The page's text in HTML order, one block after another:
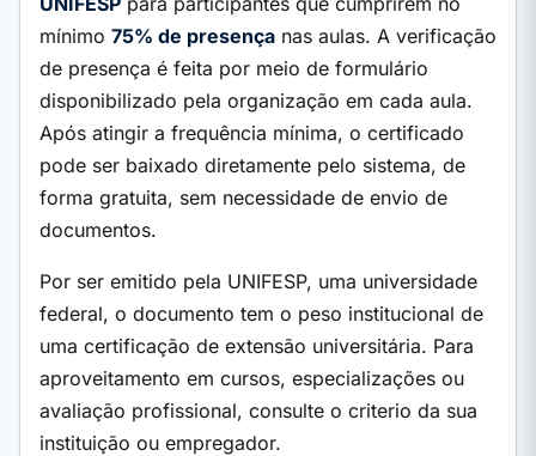
mínimo 75% de presença nas aulas. A verificação
de presença é feita por meio de formulário
disponibilizado pela organização em cada aula.
Após atingir a frequência mínima, o certificado
pode ser baixado diretamente pelo sistema, de
forma gratuita, sem necessidade de envio de
documentos.
Por ser emitido pela UNIFESP, uma universidade
federal, o documento tem o peso institucional de
uma certificação de extensão universitária. Para
aproveitamento em cursos, especializações ou
avaliação profissional, consulte o criterio da sua
instituição ou empregador.